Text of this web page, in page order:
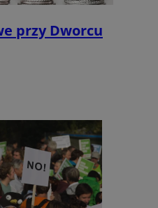
przy Dworcu